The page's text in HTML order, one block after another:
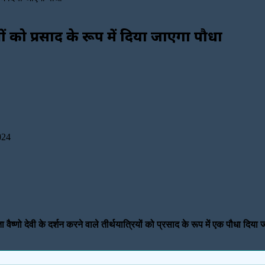
को प्रसाद के रूप में दिया जाएगा पौधा
वैष्णो देवी के दर्शन करने वाले तीर्थयात्रियों को प्रसाद के रूप में एक पौधा